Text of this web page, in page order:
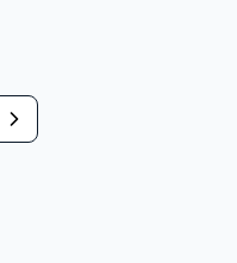
- Pack 6 missions à